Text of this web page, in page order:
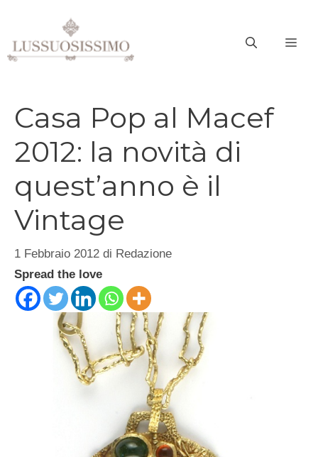
contenuto
Casa Pop al Macef
2012: la novità di
quest’anno è il
Vintage
1 Febbraio 2012 di Redazione
Spread the love